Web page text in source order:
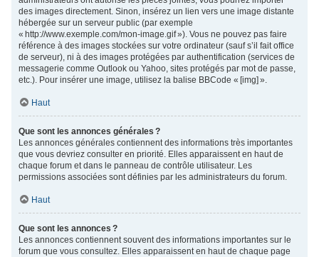
des images directement. Sinon, insérez un lien vers une image distante
hébergée sur un serveur public (par exemple
« http://www.exemple.com/mon-image.gif »). Vous ne pouvez pas faire
référence à des images stockées sur votre ordinateur (sauf s’il fait office
de serveur), ni à des images protégées par authentification (services de
messagerie comme Outlook ou Yahoo, sites protégés par mot de passe,
etc.). Pour insérer une image, utilisez la balise BBCode « [img] ».
Haut
Que sont les annonces générales ?
Les annonces générales contiennent des informations très importantes
que vous devriez consulter en priorité. Elles apparaissent en haut de
chaque forum et dans le panneau de contrôle utilisateur. Les
permissions associées sont définies par les administrateurs du forum.
Haut
Que sont les annonces ?
Les annonces contiennent souvent des informations importantes sur le
forum que vous consultez. Elles apparaissent en haut de chaque page